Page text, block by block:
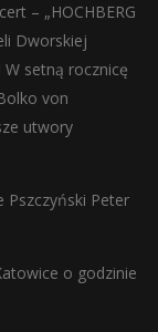
– „HOCHBERG
Dworskiej
W setną rocznicę
von
utwory
Pszczyński Peter
o godzinie